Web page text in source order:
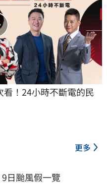
！24小時不斷電的民
更多
日颱風假一覽